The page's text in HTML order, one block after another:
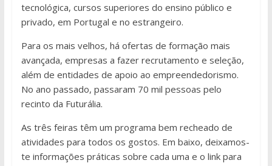
tecnológica, cursos superiores do ensino público e
privado, em Portugal e no estrangeiro.
Para os mais velhos, há ofertas de formação mais
avançada, empresas a fazer recrutamento e seleção,
além de entidades de apoio ao empreendedorismo.
No ano passado, passaram 70 mil pessoas pelo
recinto da Futurália.
As três feiras têm um programa bem recheado de
atividades para todos os gostos. Em baixo, deixamos-
te informações práticas sobre cada uma e o link para